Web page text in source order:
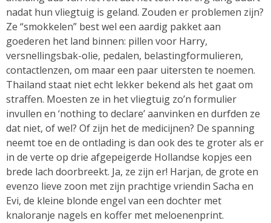
nadat hun vliegtuig is geland. Zouden er problemen zijn?
Ze “smokkelen” best wel een aardig pakket aan
goederen het land binnen: pillen voor Harry,
versnellingsbak-olie, pedalen, belastingformulieren,
contactlenzen, om maar een paar uitersten te noemen.
Thailand staat niet echt lekker bekend als het gaat om
straffen. Moesten ze in het vliegtuig zo’n formulier
invullen en ‘nothing to declare’ aanvinken en durfden ze
dat niet, of wel? Of zijn het de medicijnen? De spanning
neemt toe en de ontlading is dan ook des te groter als er
in de verte op drie afgepeigerde Hollandse kopjes een
brede lach doorbreekt. Ja, ze zijn er! Harjan, de grote en
evenzo lieve zoon met zijn prachtige vriendin Sacha en
Evi, de kleine blonde engel van een dochter met
knaloranje nagels en koffer met meloenenprint.